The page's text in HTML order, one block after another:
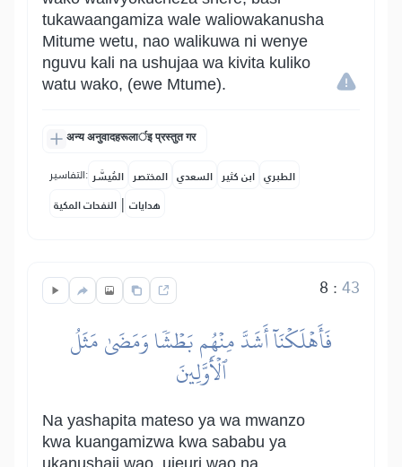
tukawaangamiza wale waliowakanusha
Mitume wetu, nao walikuwa ni wenye
nguvu kali na ushujaa wa kivita kuliko
watu wako, (ewe Mtume).
अन्य अनुवादहरूलार्इ प्रस्तुत गर
التفاسير: المُيسَّر المختصر السعدي ابن كثير الطبري
النفحات المكية | هدايات
8 :43
فَأَهۡلَكۡنَآ أَشَدَّ مِنۡهُم بَطۡشٗا وَمَضَىٰ مَثَلُ
ٱلۡأَوَّلِينَ
Na yashapita mateso ya wa mwanzo
kwa kuangamizwa kwa sababu ya
ukanushaji wao, ujeuri wao na